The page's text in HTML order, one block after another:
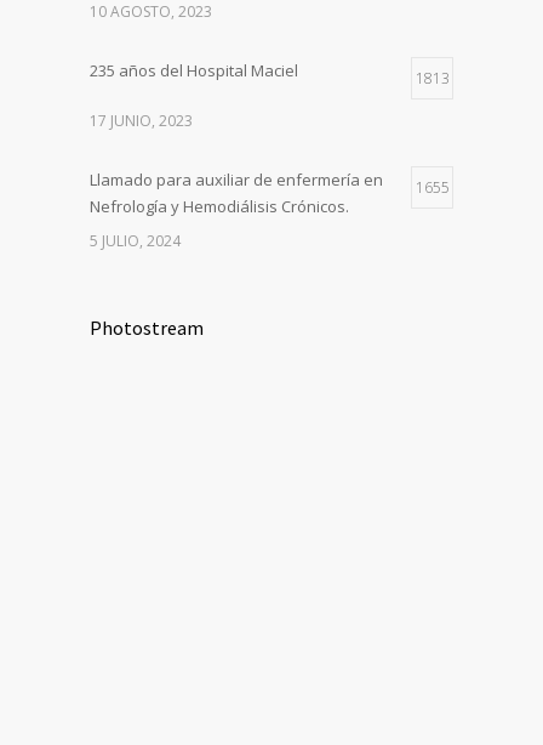
10 AGOSTO, 2023
235 años del Hospital Maciel 1813
17 JUNIO, 2023
Llamado para auxiliar de enfermería en
Nefrología y Hemodiálisis Crónicos.
1655
5 JULIO, 2024
Photostream